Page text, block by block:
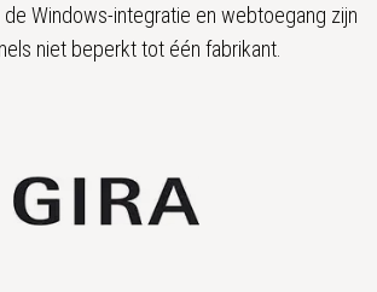
de Windows-integratie en webtoegang zijn
niet beperkt tot één fabrikant.